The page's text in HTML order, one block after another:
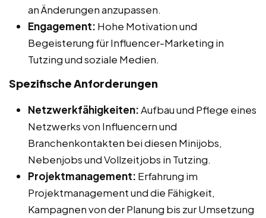
an Änderungen anzupassen.
Engagement: Hohe Motivation und
Begeisterung für Influencer-Marketing in
Tutzing und soziale Medien.
Spezifische Anforderungen
Netzwerkfähigkeiten:Aufbau und Pflege eines
Netzwerks von Influencern und
Branchenkontakten bei diesen Minijobs,
Nebenjobs und Vollzeitjobs in Tutzing.
Projektmanagement: Erfahrung im
Projektmanagement und die Fähigkeit,
Kampagnen von der Planung bis zur Umsetzung